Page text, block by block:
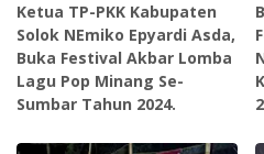
Ketua TP-PKK Kabupaten
Solok NEmiko Epyardi Asda,
Buka Festival Akbar Lomba
Lagu Pop Minang Se-
Sumbar Tahun 2024.